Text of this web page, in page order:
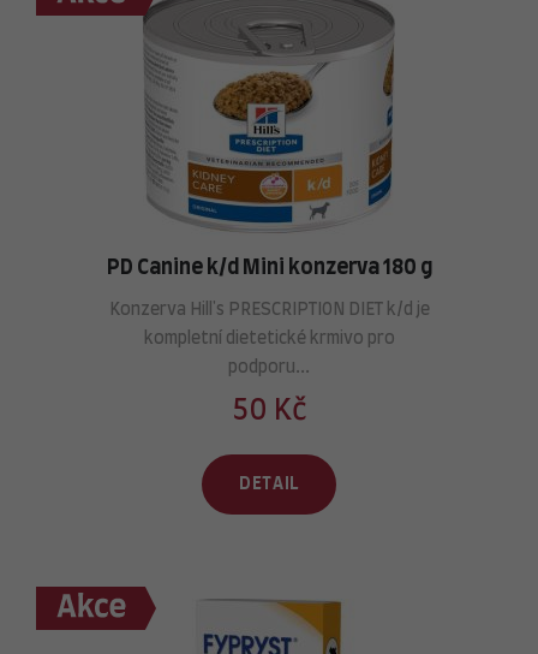
PD Canine k/d Mini konzerva 180 g
Konzerva Hill's PRESCRIPTION DIET k/d je
kompletní dietetické krmivo pro
podporu...
50 Kč
DETAIL